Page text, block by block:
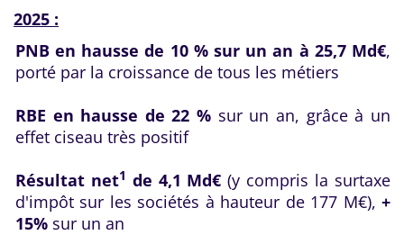
2025 :
PNB en hausse de 10 % sur un an à 25,7 Md€,
porté par la croissance de tous les métiers
RBE en hausse de 22 % sur un an, grâce à un
effet ciseau très positif
Résultat net1 de 4,1 Md€(y compris la surtaxe
d'impôt sur les sociétés à hauteur de 177 M€), +
15% sur un an